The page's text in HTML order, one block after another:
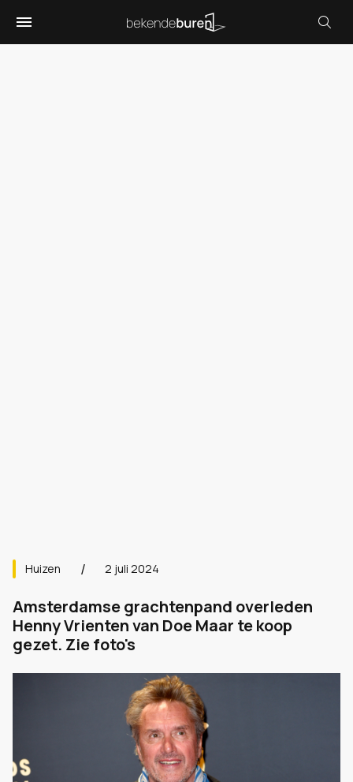
Huizen 2 juli 2024
Amsterdamse grachtenpand overleden
Henny Vrienten van Doe Maar te koop
gezet. Zie foto's